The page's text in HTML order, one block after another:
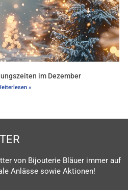
im Dezember
»
von Bijouterie Bläuer immer auf
Anlässe sowie Aktionen!